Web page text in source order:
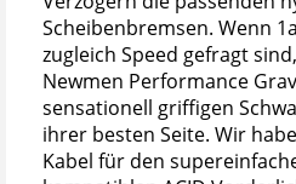
Scheibenbremsen. Wenn
zugleich Speed gefragt
Newmen Performance
sensationell griffigen
ihrer besten Seite. Wir
Kabel für den